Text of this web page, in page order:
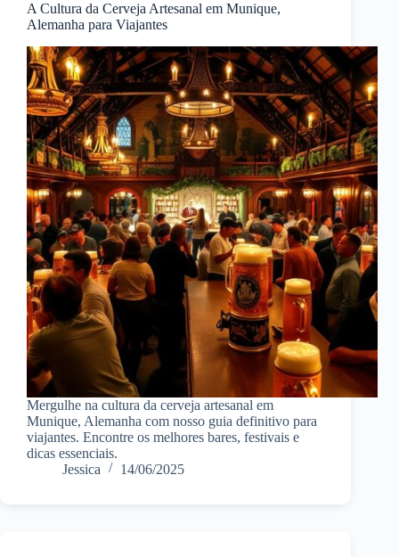
A Cultura da Cerveja Artesanal em Munique,
Alemanha para Viajantes
Mergulhe na cultura da cerveja artesanal em
Munique, Alemanha com nosso guia definitivo para
viajantes. Encontre os melhores bares, festivais e
dicas essenciais.
Jessica
14/06/2025